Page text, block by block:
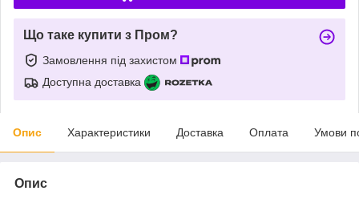
Що таке купити з Пром?
Замовлення під захистом
Доступна доставка
Опис Характеристики Доставка Оплата Умови
Опис